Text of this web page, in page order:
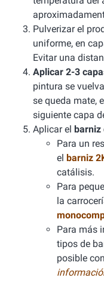
Pulverizar el
uniforme, en
Evitar una
Aplicar 2-3
pintura se
se queda mate,
siguiente capa
Aplicar el barniz
Para un
el barniz
catálisis.
Para
la
Para más
tipos de
posible